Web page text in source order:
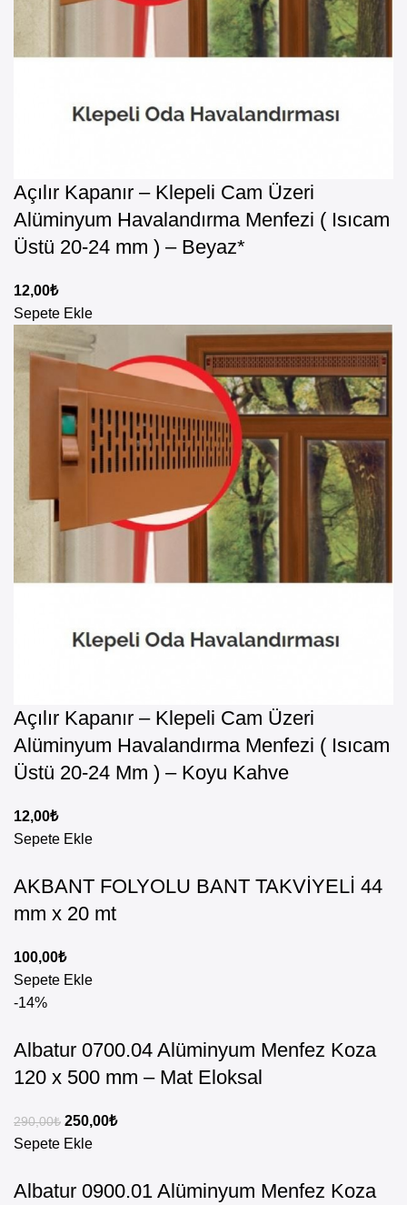
Açılır Kapanır – Klepeli Cam Üzeri
Alüminyum Havalandırma Menfezi ( Isıcam
Üstü 20-24 mm ) – Beyaz*
12,00₺
Sepete Ekle
Açılır Kapanır – Klepeli Cam Üzeri
Alüminyum Havalandırma Menfezi ( Isıcam
Üstü 20-24 Mm ) – Koyu Kahve
12,00₺
Sepete Ekle
AKBANT FOLYOLU BANT TAKVİYELİ 44
mm x 20 mt
100,00₺
Sepete Ekle
-14%
Albatur 0700.04 Alüminyum Menfez Koza
120 x 500 mm – Mat Eloksal
290,00₺ 250,00₺
Sepete Ekle
Albatur 0900.01 Alüminyum Menfez Koza